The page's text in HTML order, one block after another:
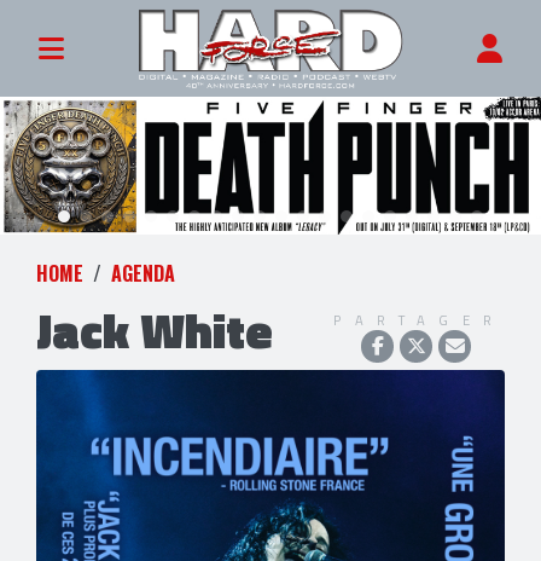
HOME AGENDA
Jack White PARTAGER